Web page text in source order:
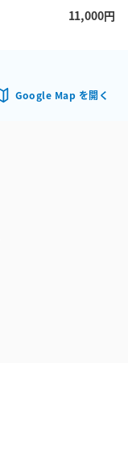
11,000円
Google Map を開く